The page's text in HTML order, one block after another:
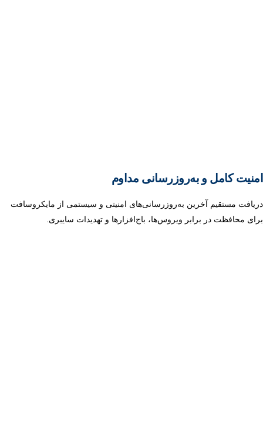
امنیت کامل و به‌روزرسانی‌ مداوم
دریافت مستقیم آخرین به‌روزرسانی‌های امنیتی و سیستمی از مایکروسافت
برای محافظت در برابر ویروس‌ها، باج‌افزارها و تهدیدات سایبری.